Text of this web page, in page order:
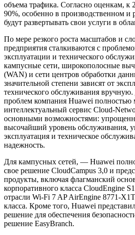
объема трафика. Согласно оценкам, к
90%, особенно в производственном и
будут развертывать свои услуги в
По мере резкого роста масштабов и
предприятия сталкиваются с
эксплуатации и технического
кампусные сети, широкополосные
(WAN) и сети центров обработки
значительной степени зависят от
технического обслуживания
проблем компания Huawei полностью
интеллектуальный сервис Cloud-
основными возможностями:
высочайший уровень обслуживания,
эксплуатация и техническое
надежность.
Для кампусных сетей, — Huawei
свое решение CloudCampus 3,0 и
продукты, включая флагманский
корпоративного класса CloudEngine
отрасли Wi-Fi 7 AP AirEngine 8771-
класса. Кроме того, Huawei
решение для обеспечения
решение EasyBranch.